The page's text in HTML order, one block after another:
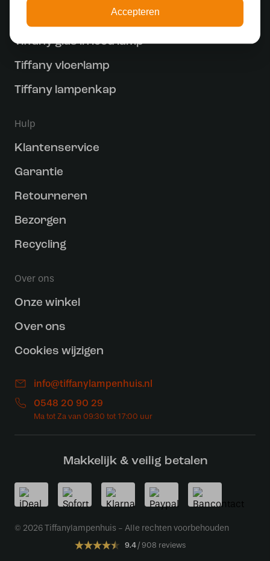
Tiffany plafondlamp
Tiffany glas in lood lamp
Tiffany vloerlamp
Tiffany lampenkap
Hulp
Klantenservice
Garantie
Retourneren
Bezorgen
Recycling
Over ons
Onze winkel
Over ons
Cookies wijzigen
info@tiffanylampenhuis.nl
0548 20 90 29
Makkelijk & veilig betalen
© 2026 Tiffanylampenhuis - Alle rechten voorbehouden
9.4 908 reviews
Accepteren